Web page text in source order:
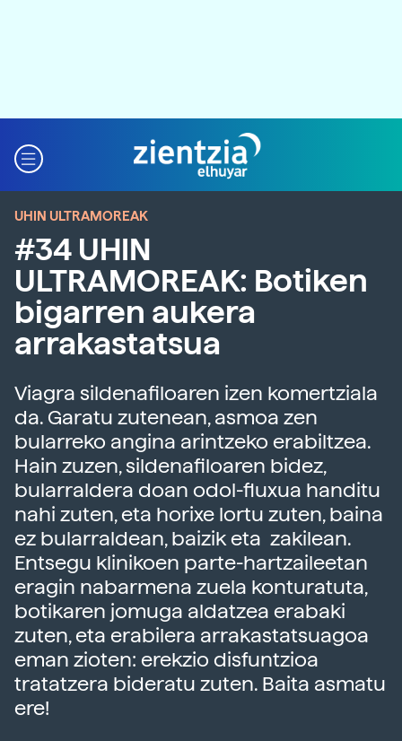
UHIN ULTRAMOREAK
#34 UHIN
ULTRAMOREAK: Botiken
bigarren aukera
arrakastatsua
Viagra sildenafiloaren izen komertziala
da. Garatu zutenean, asmoa zen
bularreko angina arintzeko erabiltzea.
Hain zuzen, sildenafiloaren bidez,
bularraldera doan odol-fluxua handitu
nahi zuten, eta horixe lortu zuten, baina
ez bularraldean, baizik eta zakilean.
Entsegu klinikoen parte-hartzaileetan
eragin nabarmena zuela konturatuta,
botikaren jomuga aldatzea erabaki
zuten, eta erabilera arrakastatsuagoa
eman zioten: erekzio disfuntzioa
tratatzera bideratu zuten. Baita asmatu
ere!